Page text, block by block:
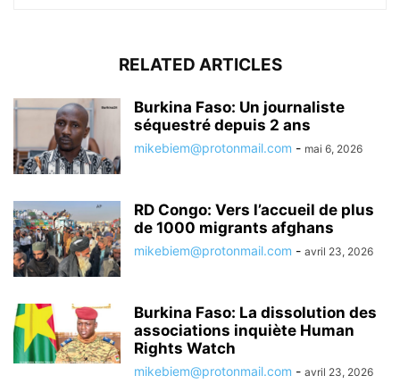
RELATED ARTICLES
Burkina Faso: Un journaliste
séquestré depuis 2 ans
mikebiem@protonmail.com - mai 6, 2026
RD Congo: Vers l’accueil de plus
de 1000 migrants afghans
mikebiem@protonmail.com - avril 23, 2026
Burkina Faso: La dissolution des
associations inquiète Human
Rights Watch
mikebiem@protonmail.com - avril 23, 2026